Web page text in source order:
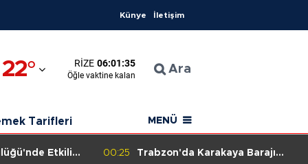
Künye İletişim
22° RIZE 06:01:34
Öğle vaktine kalan Ara
Tarifleri MENÜ
Etkili
00:25
Trabzon'da Karakaya Barajı